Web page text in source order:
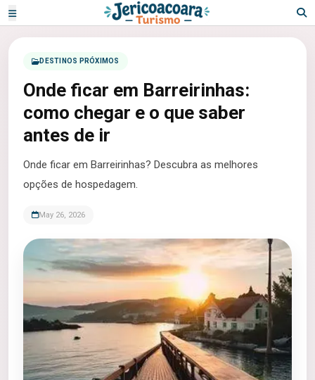
DESTINOS PRÓXIMOS
Onde ficar em Barreirinhas:
como chegar e o que saber
antes de ir
Onde ficar em Barreirinhas? Descubra as melhores
opções de hospedagem.
May 26, 2026